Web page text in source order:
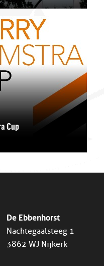
Cup
De Ebbenhorst
Nachtegaalsteeg 1
3862 WJ Nijkerk